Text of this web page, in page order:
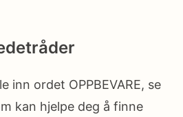
inn ordet OPPBEVARE, se
kan hjelpe deg å finne